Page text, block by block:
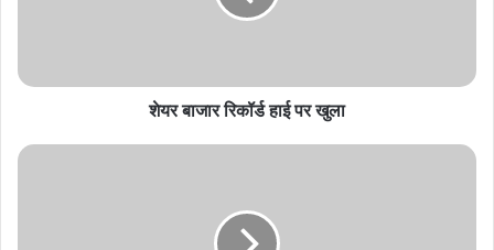
August 7, 2026
छत्तीसगढ़ में आज बुनकर सम्मेलन, CM साय की मौजूदगी में
शेयर बाजार रिकॉर्ड हाई पर खुला